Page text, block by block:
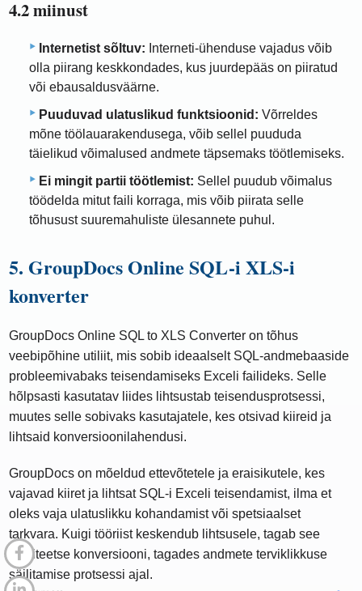
4.2 miinust
Internetist sõltuv: Interneti-ühenduse vajadus võib
olla piirang keskkondades, kus juurdepääs on piiratud
või ebausaldusväärne.
Puuduvad ulatuslikud funktsioonid: Võrreldes
mõne töölauarakendusega, võib sellel puududa
täielikud võimalused andmete täpsemaks töötlemiseks.
Ei mingit partii töötlemist: Sellel puudub võimalus
töödelda mitut faili korraga, mis võib piirata selle
tõhusust suuremahuliste ülesannete puhul.
5. GroupDocs Online SQL-i XLS-i
konverter
GroupDocs Online SQL to XLS Converter on tõhus
veebipõhine utiliit, mis sobib ideaalselt SQL-andmebaaside
probleemivabaks teisendamiseks Exceli failideks. Selle
hõlpsasti kasutatav liides lihtsustab teisendusprotsessi,
muutes selle sobivaks kasutajatele, kes otsivad kiireid ja
lihtsaid konversioonilahendusi.
GroupDocs on mõeldud ettevõtetele ja eraisikutele, kes
vajavad kiiret ja lihtsat SQL-i Exceli teisendamist, ilma et
oleks vaja ulatuslikku kohandamist või spetsiaalset
tarkvara. Kuigi tööriist keskendub lihtsusele, tagab see
kvaliteetse konversiooni, tagades andmete terviklikkuse
säilitamise protsessi ajal.